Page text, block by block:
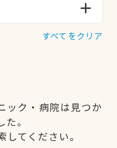
すべてをクリア
ック・病院は見つか
。
てください。